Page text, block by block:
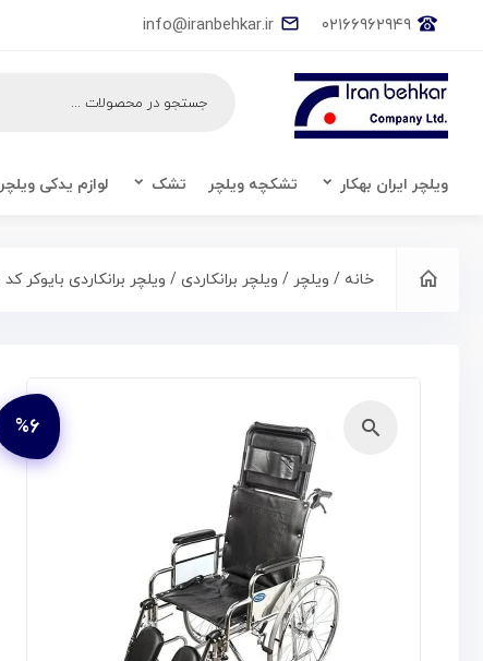
info@iranbehkar.ir ۰۲۱۶۶۹۶۲۹۴۹
ویلچر ایران بهکار تشکچه ویلچر تشک لوازم یدکی ویلچر
خانه / ویلچر / ویلچر برانکاردی / ویلچر برانکاردی بایوکر کد ۲۰۷۵۹۰۰۱
%۶